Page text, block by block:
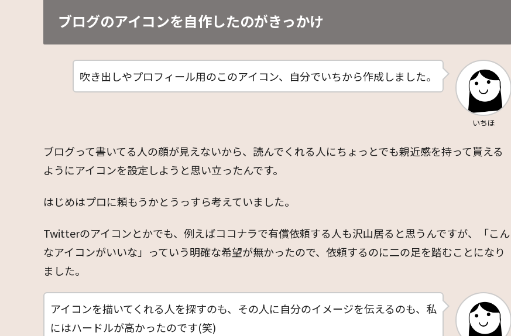
ブログのアイコンを自作したのがきっかけ
いちほ
吹き出しやプロフィール用のこのアイコン、自分でいちから作成しました。
ブログって書いてる人の顔が見えないから、読んでくれる人にちょっとでも親近感を持って貰える
ようにアイコンを設定しようと思い立ったんです。
はじめはプロに頼もうかとうっすら考えていました。
Twitterのアイコンとかでも、例えばココナラで有償依頼する人も沢山居ると思うんですが、「こん
なアイコンがいいな」っていう明確な希望が無かったので、依頼するのに二の足を踏むことになり
ました。
アイコンを描いてくれる人を探すのも、その人に自分のイメージを伝えるのも、私
にはハードルが高かったのです(笑)